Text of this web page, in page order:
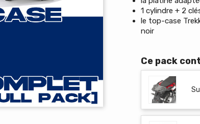
1 cylindre + 2
le top-case
noir
Ce pack